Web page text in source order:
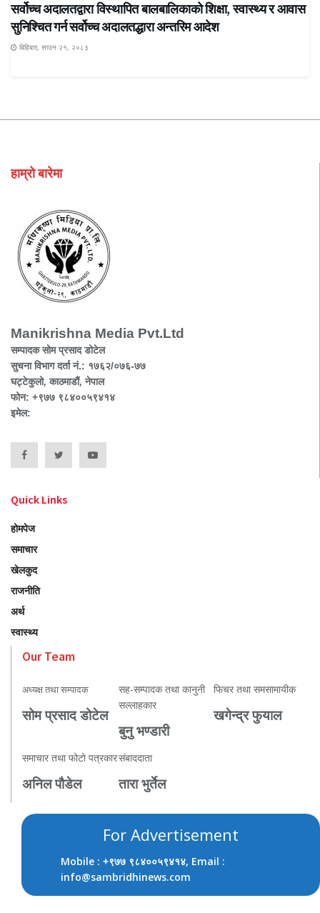
सर्वोच्च अदालतद्वारा विस्थापित बालबालिकाको शिक्षा, स्वास्थ्य र आवास
सुनिश्चित गर्न सर्वोच्च अदालतद्धारा अन्तरिम आदेश
बिहिबार, साउन २१, २०८३
हाम्रो बारेमा
Manikrishna Media Pvt.Ltd
सम्पादक सोम प्रसाद डोटेल
सुचना विभाग दर्ता नं.: १७६२/०७६-७७
घट्टेकुलो, काठमाडौं, नेपाल
फोन: +९७७ ९८४००५९४१४
इमेल:
Quick Links
होमपेज
समाचार
खेलकुद
राजनीति
अर्थ
स्वास्थ्य
Our Team
अध्यक्ष तथा सम्पादक
सोम प्रसाद डोटेल
सह-सम्पादक तथा कानुनी
सल्लाहकार
बुनु भण्डारी
फिचर तथा समसामायीक
खगेन्द्र फुयाल
समाचार तथा फोटो पत्रकार
अनिल पौडेल
संबाददाता
तारा भुर्तेल
For Advertisement
Mobile : +९७७ ९८४००५९४१४, Email :
info@sambridhinews.com